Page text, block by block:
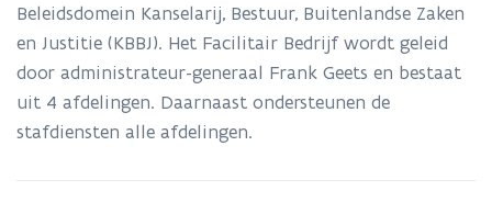
op:
Organisatie
Het
Facilitair
Bedrijf
Beleidsdomein Kanselarij, Bestuur, Buitenlandse Zaken
en Justitie (KBBJ). Het Facilitair Bedrijf wordt geleid
door administrateur-generaal Frank Geets en bestaat
uit 4 afdelingen. Daarnaast ondersteunen de
stafdiensten alle afdelingen.